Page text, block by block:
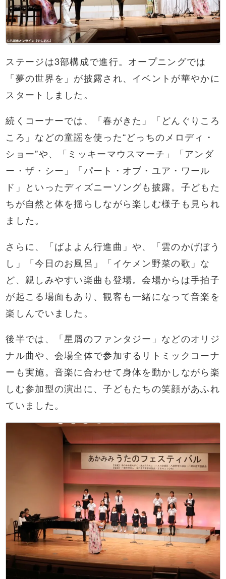
ステージは3部構成で進行。オープニングでは
「夢の世界を」が披露され、イベントが華やかに
スタートしました。
続くコーナーでは、「春がきた」「どんぐりころ
ころ」などの童謡を使った“どっちのメロディ・
ショー”や、「ミッキーマウスマーチ」「アンダ
ー・ザ・シー」「パート・オブ・ユア・ワール
ド」といったディズニーソングも披露。子どもた
ちが自然と体を揺らしながら楽しむ様子も見られ
ました。
さらに、「ばよよん行進曲」や、「雲のかげぼう
し」「今日のお風呂」「イケメン野菜の歌」な
ど、親しみやすい楽曲も登場。会場からは手拍子
が起こる場面もあり、観客も一緒になって音楽を
楽しんでいました。
後半では、「星屑のファンタジー」などのオリジ
ナル曲や、会場全体で参加するリトミックコーナ
ーも実施。音楽に合わせて身体を動かしながら楽
しむ参加型の演出に、子どもたちの笑顔があふれ
ていました。